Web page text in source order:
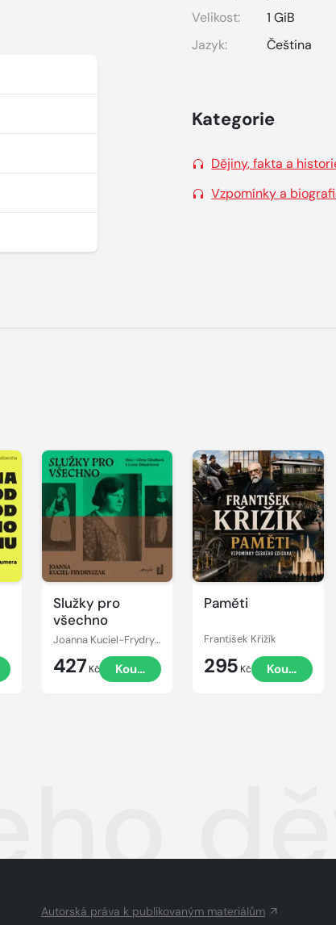
Velikost:
1 GiB
Jazyk:
Čeština
Kategorie
Dějiny, fakta a
Vzpomínky a
Služky pro
všechno
Joanna Kuciel-Frydryszak
427 Kč Koupit
Přehrát
ukázku
Paměti
František Křižík
295 Kč Koupit
Přehrát
ukázku
Autorská práva k publikovaným materiálům